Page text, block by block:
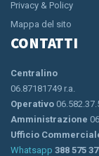
Privacy & Policy
Mappa del sito
CONTATTI
Centralino
06.87181749 r.a.
Operativo
Amministrazione
Ufficio
Whatsapp 388 575